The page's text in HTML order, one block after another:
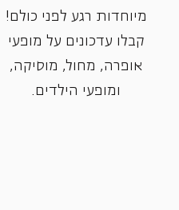
מיוחדות רגע לפני כולם!
קבלו עדכונים על מופעי
אופרה, ‏מחול, ‏מוסיקה,
ומופעי הילדים.